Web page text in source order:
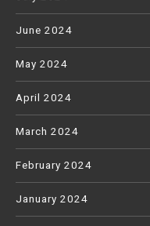
June 2024
May 2024
April 2024
March 2024
February 2024
January 2024